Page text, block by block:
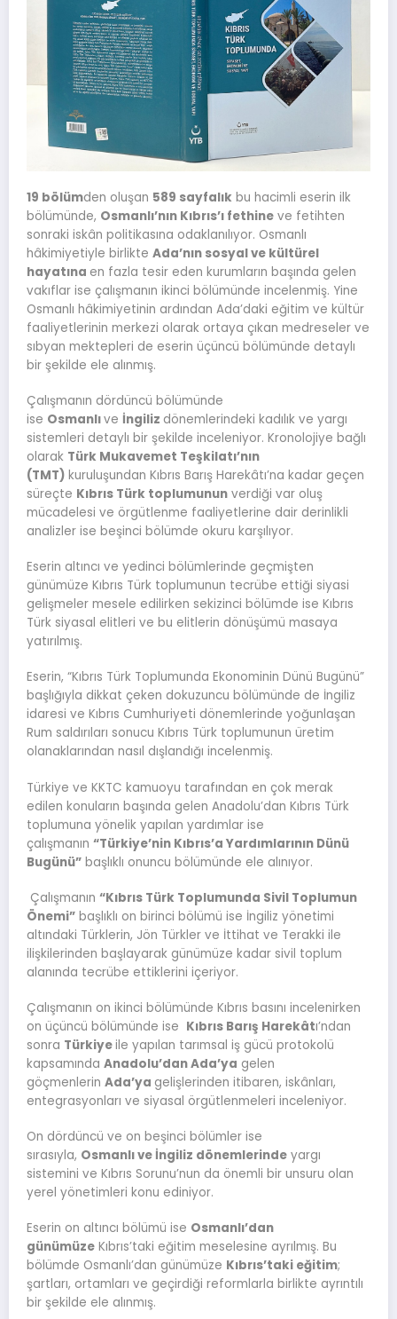
19 bölümden oluşan 589 sayfalık bu hacimli eserin ilk
bölümünde, Osmanlı’nın Kıbrıs’ı fethine ve fetihten
sonraki iskân politikasına odaklanılıyor. Osmanlı
hâkimiyetiyle birlikte Ada’nın sosyal ve kültürel
hayatına en fazla tesir eden kurumların başında gelen
vakıflar ise çalışmanın ikinci bölümünde incelenmiş. Yine
Osmanlı hâkimiyetinin ardından Ada’daki eğitim ve kültür
faaliyetlerinin merkezi olarak ortaya çıkan medreseler ve
sıbyan mektepleri de eserin üçüncü bölümünde detaylı
bir şekilde ele alınmış.
Çalışmanın dördüncü bölümünde
ise Osmanlıve İngiliz dönemlerindeki kadılık ve yargı
sistemleri detaylı bir şekilde inceleniyor. Kronolojiye bağlı
olarak Türk Mukavemet Teşkilatı’nın
(TMT) kuruluşundan Kıbrıs Barış Harekâtı’na kadar geçen
süreçte Kıbrıs Türk toplumunun verdiği var oluş
mücadelesi ve örgütlenme faaliyetlerine dair derinlikli
analizler ise beşinci bölümde okuru karşılıyor.
Eserin altıncı ve yedinci bölümlerinde geçmişten
günümüze Kıbrıs Türk toplumunun tecrübe ettiği siyasi
gelişmeler mesele edilirken sekizinci bölümde ise Kıbrıs
Türk siyasal elitleri ve bu elitlerin dönüşümü masaya
yatırılmış.
Eserin, “Kıbrıs Türk Toplumunda Ekonominin Dünü Bugünü”
başlığıyla dikkat çeken dokuzuncu bölümünde de İngiliz
idaresi ve Kıbrıs Cumhuriyeti dönemlerinde yoğunlaşan
Rum saldırıları sonucu Kıbrıs Türk toplumunun üretim
olanaklarından nasıl dışlandığı incelenmiş.
Türkiye ve KKTC kamuoyu tarafından en çok merak
edilen konuların başında gelen Anadolu’dan Kıbrıs Türk
toplumuna yönelik yapılan yardımlar ise
çalışmanın “Türkiye’nin Kıbrıs’a Yardımlarının Dünü
Bugünü” başlıklı onuncu bölümünde ele alınıyor.
Çalışmanın “Kıbrıs Türk Toplumunda Sivil Toplumun
Önemi” başlıklı on birinci bölümü ise İngiliz yönetimi
altındaki Türklerin, Jön Türkler ve İttihat ve Terakki ile
ilişkilerinden başlayarak günümüze kadar sivil toplum
alanında tecrübe ettiklerini içeriyor.
Çalışmanın on ikinci bölümünde Kıbrıs basını incelenirken
on üçüncü bölümünde ise Kıbrıs Barış Harekâtı’ndan
sonra Türkiyeile yapılan tarımsal iş gücü protokolü
kapsamında Anadolu’dan Ada’ya gelen
göçmenlerin Ada’ya gelişlerinden itibaren, iskânları,
entegrasyonları ve siyasal örgütlenmeleri inceleniyor.
On dördüncü ve on beşinci bölümler ise
sırasıyla, Osmanlı ve İngiliz dönemlerinde yargı
sistemini ve Kıbrıs Sorunu’nun da önemli bir unsuru olan
yerel yönetimleri konu ediniyor.
Eserin on altıncı bölümü ise Osmanlı’dan
günümüze Kıbrıs’taki eğitim meselesine ayrılmış. Bu
bölümde Osmanlı’dan günümüze Kıbrıs’taki eğitim;
şartları, ortamları ve geçirdiği reformlarla birlikte ayrıntılı
bir şekilde ele alınmış.